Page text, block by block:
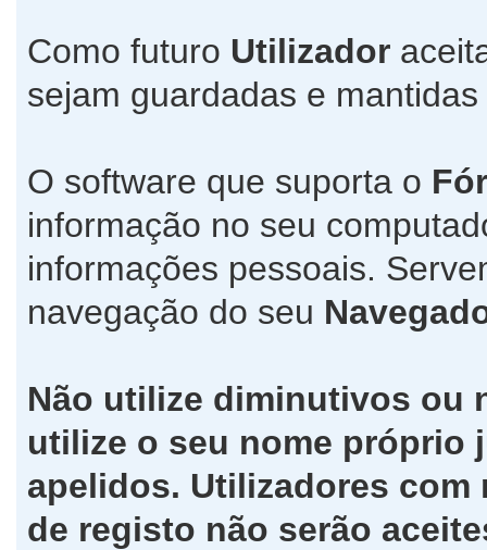
Como futuro Utilizador
sejam guardadas e
O software que suporta o
informação no seu
informações pessoais.
navegação do seu
Não utilize diminutivos ou
utilize o seu nome próprio
apelidos. Utilizadores
de registo não serão